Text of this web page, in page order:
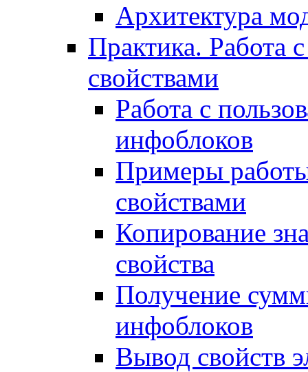
Архитектура
Практика. Работа
свойствами
Работа с
инфоблоков
Примеры
свойствами
Копирование
свойства
Получение
инфоблоков
Вывод свойств